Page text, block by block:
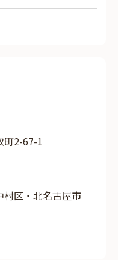
町2-67-1
村区・北名古屋市